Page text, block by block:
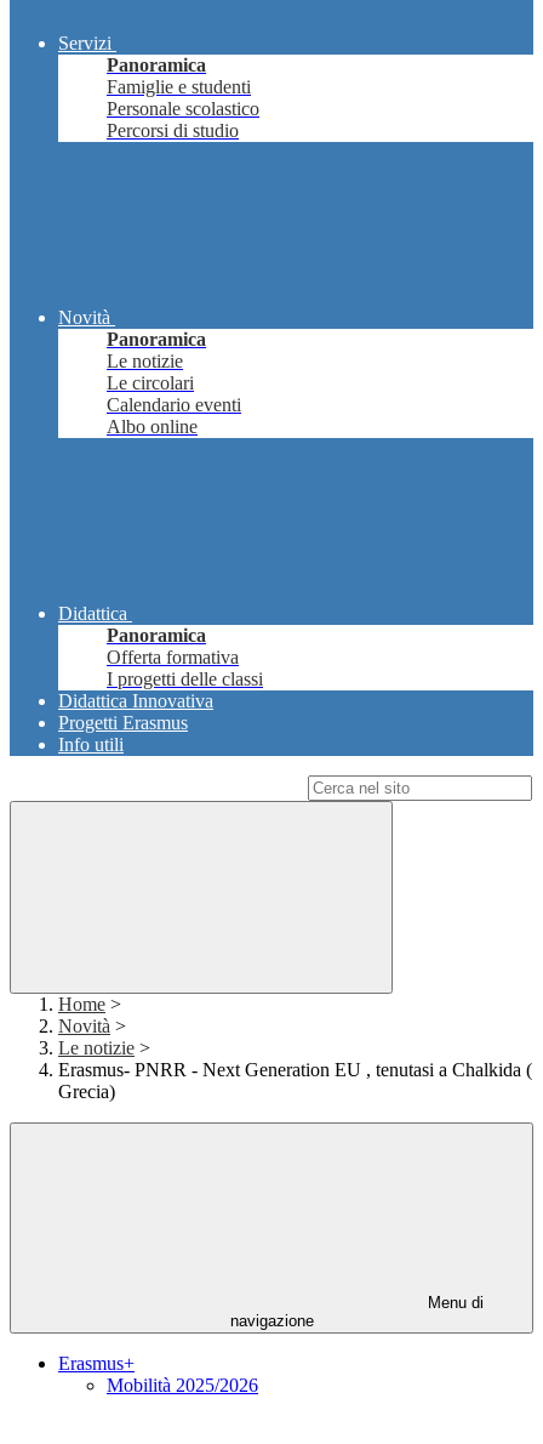
Servizi
Panoramica
Famiglie e studenti
Personale scolastico
Percorsi di studio
Novità
Panoramica
Le notizie
Le circolari
Calendario eventi
Albo online
Didattica
Panoramica
Offerta formativa
I progetti delle classi
Didattica Innovativa
Progetti Erasmus
Info utili
Home >
Novità >
Le notizie >
Erasmus- PNRR - Next Generation EU , tenutasi a Chalkida (
Grecia)
Menu di
navigazione
Erasmus+
Mobilità 2025/2026